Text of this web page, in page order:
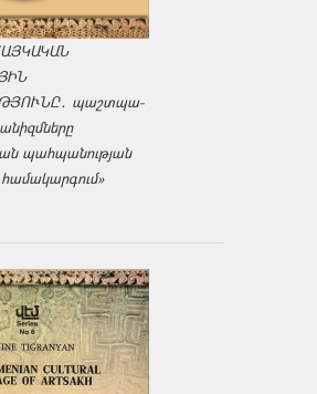
պաշտպա­
պահպանության